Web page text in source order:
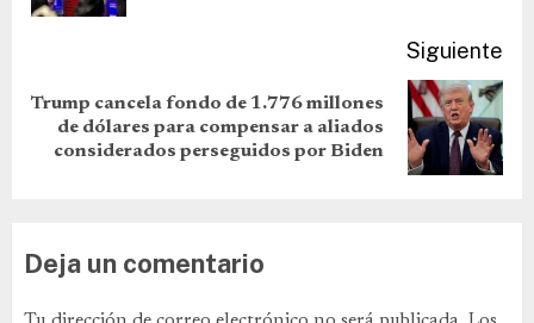
Siguiente
Trump cancela fondo de 1.776 millones
de dólares para compensar a aliados
considerados perseguidos por Biden
Deja un comentario